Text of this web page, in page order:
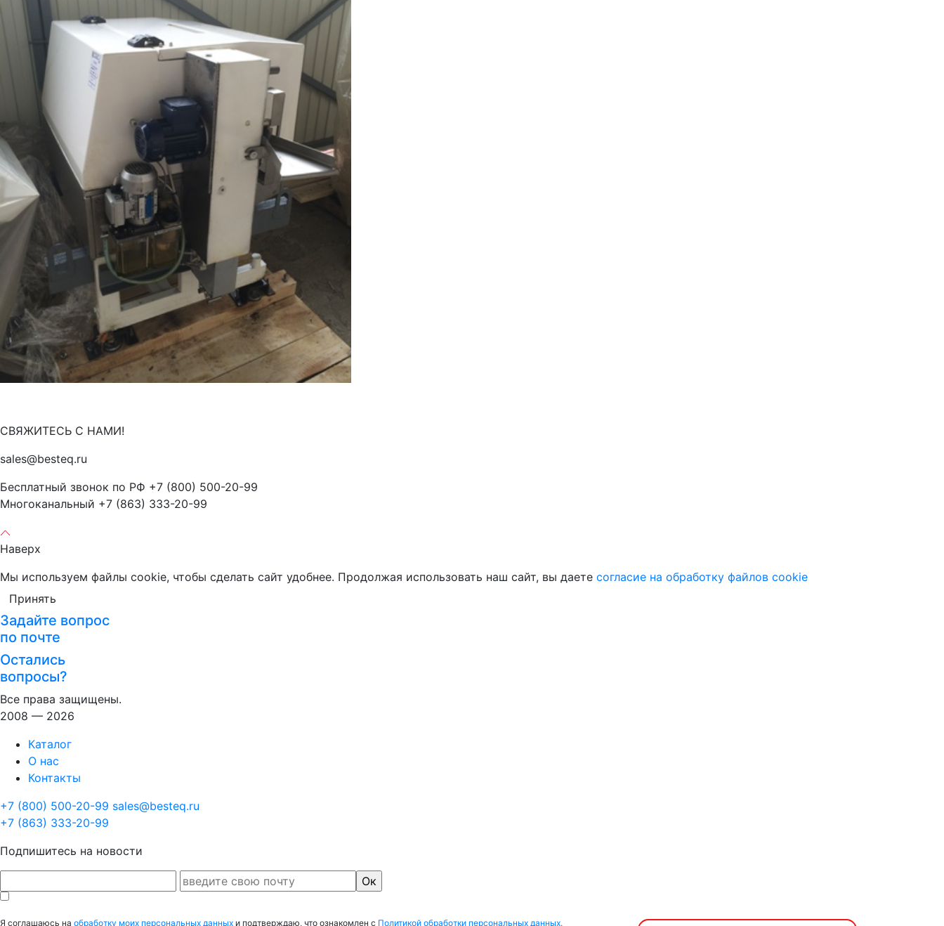
СВЯЖИТЕСЬ С НАМИ!
sales@besteq.ru
Бесплатный звонок по РФ +7 (800) 500-20-99
Многоканальный +7 (863) 333-20-99
Наверх
Мы используем файлы cookie, чтобы сделать сайт удобнее. Продолжая использовать наш сайт, вы даете согласие на обработку файлов cookie
Принять
Задайте вопрос
по почте
Остались
вопросы?
Все права защищены.
2008 — 2026
Каталог
О нас
Контакты
+7 (800) 500-20-99 sales@besteq.ru
+7 (863) 333-20-99
Подпишитесь на новости
Я соглашаюсь на обработку моих персональных данных и подтверждаю, что ознакомлен с Политикой обработки персональных данных.